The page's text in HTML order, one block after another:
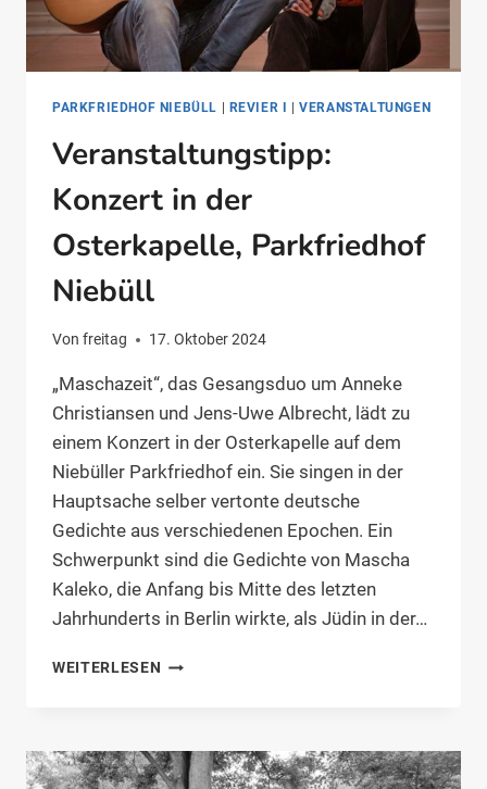
PARKFRIEDHOF NIEBÜLL REVIER I |VERANSTALTUNGEN
Veranstaltungstipp:
Konzert in der
Osterkapelle, Parkfriedhof
Niebüll
Von freitag 17. Oktober 2024
„Maschazeit“, das Gesangsduo um Anneke
Christiansen und Jens-Uwe Albrecht, lädt zu
einem Konzert in der Osterkapelle auf dem
Niebüller Parkfriedhof ein. Sie singen in der
Hauptsache selber vertonte deutsche
Gedichte aus verschiedenen Epochen. Ein
Schwerpunkt sind die Gedichte von Mascha
Kaleko, die Anfang bis Mitte des letzten
Jahrhunderts in Berlin wirkte, als Jüdin in der…
WEITERLESEN VERANSTALTUNGSTIPP:
OSTERKAPELLE,
PARKFRIEDHOF